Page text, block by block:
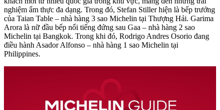
nghiệm ẩm thực đa dạng. Trong đó, Stefan Stiller hiện là bếp trưởng
của Taian Table – nhà hàng 3 sao Michelin tại Thượng Hải. Garima
Arora là nữ đầu bếp nổi tiếng đứng sau Gaa – nhà hàng 2 sao
Michelin tại Bangkok. Trong khi đó, Rodrigo Andres Osorio đang
điều hành Asador Alfonso – nhà hàng 1 sao Michelin tại
Philippines.